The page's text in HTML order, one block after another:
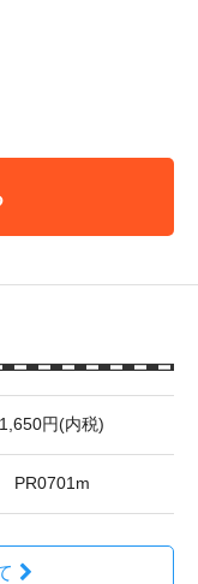
1,650円(内税)
PR0701m